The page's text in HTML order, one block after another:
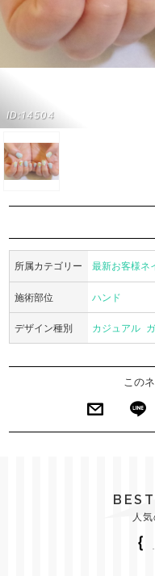
ID:14504
所属カテゴリー 最新お客様ネ
施術部位 ハンド
デザイン種別 カジュアル
この
人
｛